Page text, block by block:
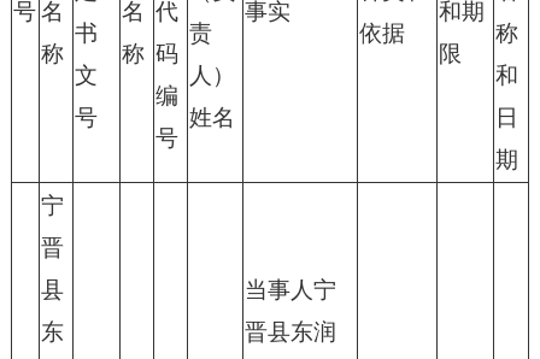
号名
称
书
文
号
名
称
代
码
编
号
责
人）
姓名
事实
依据
和期
限
称
和
日
期
宁
晋
县
东
当事人宁
晋县东润